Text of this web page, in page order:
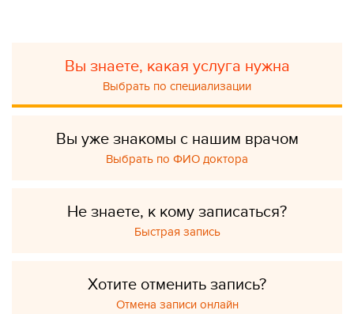
Вы знаете, какая услуга нужна
Выбрать по специализации
Вы уже знакомы с нашим врачом
Выбрать по ФИО доктора
Не знаете, к кому записаться?
Быстрая запись
Хотите отменить запись?
Отмена записи онлайн